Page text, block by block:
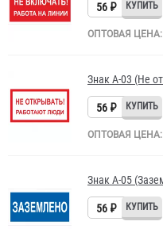
56 ₽
ОПТОВАЯ ЦЕНА:
Знак A-03 (Не
56 ₽
ОПТОВАЯ ЦЕНА:
Знак A-05
56 ₽